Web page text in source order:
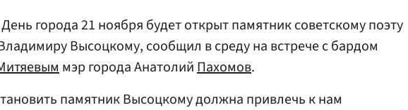
города 21 ноября будет открыт памятник советскому поэту
Высоцкому, сообщил в среду на встрече с бардом
мэр города АнатолийПахомов.
памятник Высоцкому должна привлечь к нам